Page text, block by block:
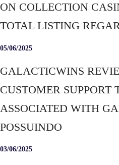
ON COLLECTION
TOTAL LISTING
05/06/2025
GALACTICWINS
CUSTOMER SUPPORT
ASSOCIATED WITH
POSSUINDO
03/06/2025